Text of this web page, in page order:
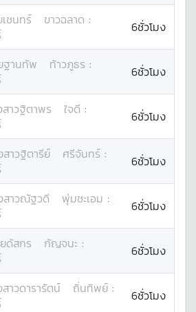
เชนทร์ ขาวฉลาด :
6ชั่วโมง
ฐานทัพ ท้าวภูธร :
6ชั่วโมง
าวฐิตาพร ใจดี :
6ชั่วโมง
าวฐิตารีย์ ศรีจันทร์ :
6ชั่วโมง
าวณัฐวดี พุ่มชะเอม :
6ชั่วโมง
ดัสกร กัญจนะ :
6ชั่วโมง
าวดารารัตน์ ถิ่นทิพย์ :
6ชั่วโมง